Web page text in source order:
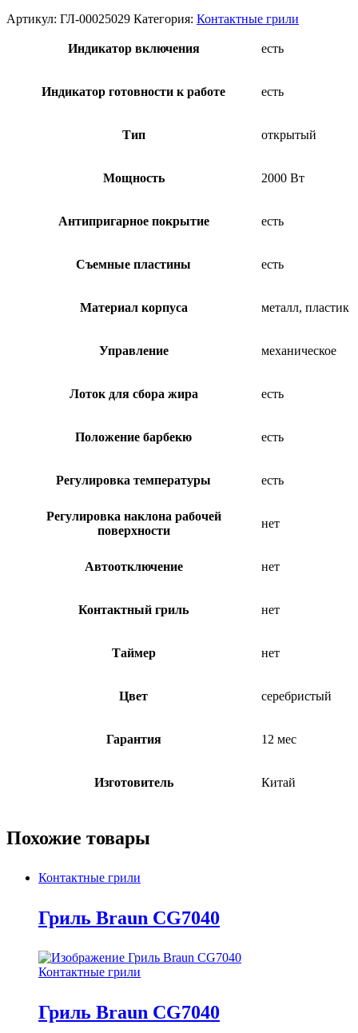
Артикул: ГЛ-00025029 Категория: Контактные грили
Индикатор включения есть
Индикатор готовности к работе есть
Тип открытый
Мощность 2000 Вт
Антипригарное покрытие есть
Съемные пластины есть
Материал корпуса металл, пластик
Управление механическое
Лоток для сбора жира есть
Положение барбекю есть
Регулировка температуры есть
Регулировка наклона рабочей
поверхности
нет
Автоотключение нет
Контактный гриль нет
Таймер нет
Цвет серебристый
Гарантия 12 мес
Изготовитель Китай
Похожие товары
Контактные грили
Гриль Braun CG7040
Контактные грили
Гриль Braun CG7040